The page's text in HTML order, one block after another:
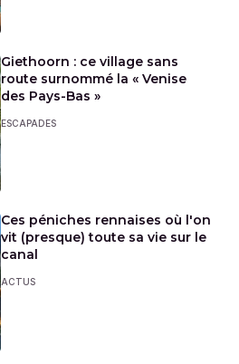
Giethoorn : ce village sans
route surnommé la « Venise
des Pays-Bas »
ESCAPADES
Ces péniches rennaises où l'on
vit (presque) toute sa vie sur le
canal
ACTUS